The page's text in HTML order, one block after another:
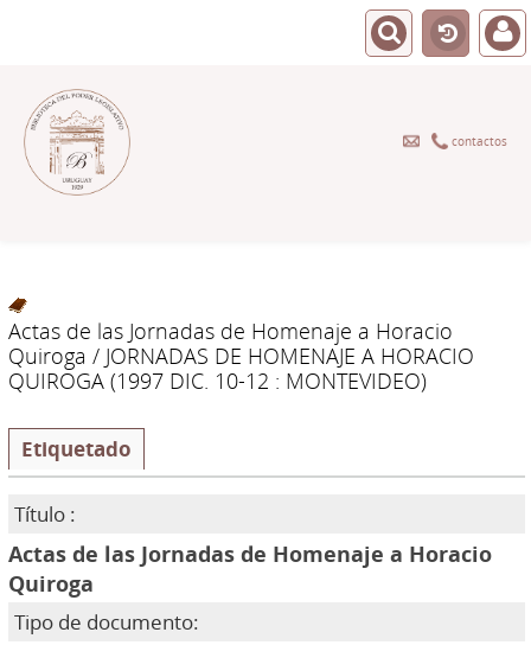
contactos
Actas de las Jornadas de Homenaje a Horacio
Quiroga / JORNADAS DE HOMENAJE A HORACIO
QUIROGA (1997 DIC. 10-12 : MONTEVIDEO)
Etiquetado
Título :
Actas de las Jornadas de Homenaje a Horacio
Quiroga
Tipo de documento: